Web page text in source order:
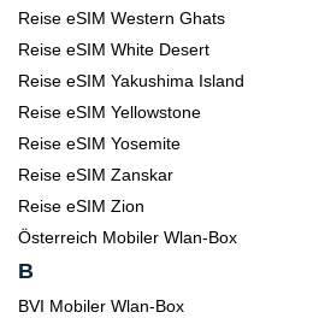
Reise eSIM Western Ghats
Reise eSIM White Desert
Reise eSIM Yakushima Island
Reise eSIM Yellowstone
Reise eSIM Yosemite
Reise eSIM Zanskar
Reise eSIM Zion
Österreich Mobiler Wlan-Box
B
BVI Mobiler Wlan-Box